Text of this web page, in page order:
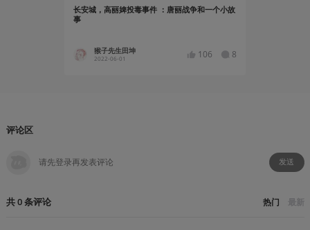
长安城，高丽婢投毒事件 ：唐丽战争和一个小故
事
猴子先生田坤
2022-06-01 106 8
评论区
发送
共0条评论 热门 最新